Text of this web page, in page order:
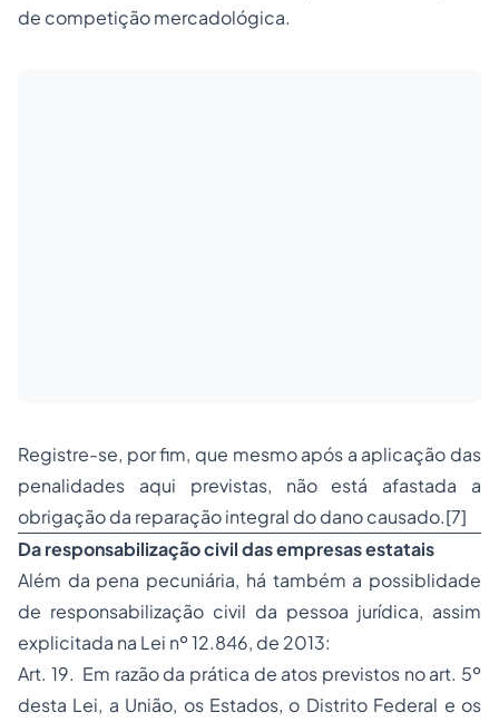
de competição mercadológica.
Registre-se, por fim, que mesmo após a aplicação das
penalidades aqui previstas, não está afastada a
obrigação da reparação integral do dano causado.[7]
Da responsabilização civil das empresas estatais
Além da pena pecuniária, há também a possiblidade
de responsabilização civil da pessoa jurídica, assim
explicitada na Lei nº 12.846, de 2013:
Art. 19. Em razão da prática de atos previstos no art. 5º
desta Lei, a União, os Estados, o Distrito Federal e os